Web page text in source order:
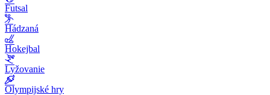
Futsal
Hádzaná
Hokejbal
Lyžovanie
Olympijské hry